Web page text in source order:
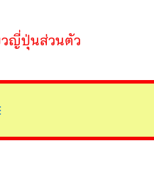
วญี่ปุ่นส่วนตัว